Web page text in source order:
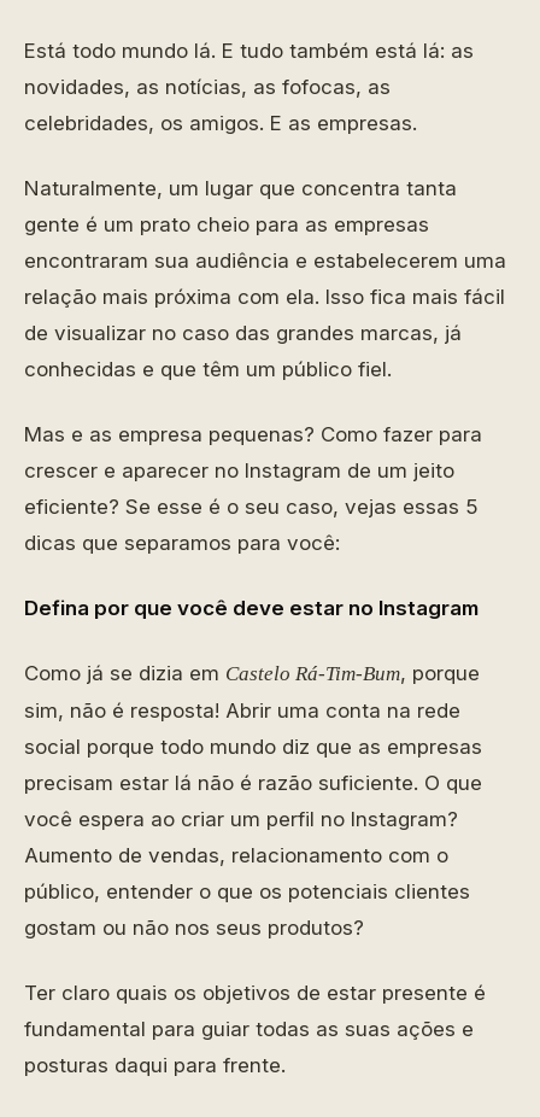
Está todo mundo lá. E tudo também está lá: as
novidades, as notícias, as fofocas, as
celebridades, os amigos. E as empresas.
Naturalmente, um lugar que concentra tanta
gente é um prato cheio para as empresas
encontraram sua audiência e estabelecerem uma
relação mais próxima com ela. Isso fica mais fácil
de visualizar no caso das grandes marcas, já
conhecidas e que têm um público fiel.
Mas e as empresa pequenas? Como fazer para
crescer e aparecer no Instagram de um jeito
eficiente? Se esse é o seu caso, vejas essas 5
dicas que separamos para você:
Defina por que você deve estar no Instagram
Como já se dizia em Castelo Rá-Tim-Bum, porque
sim, não é resposta! Abrir uma conta na rede
social porque todo mundo diz que as empresas
precisam estar lá não é razão suficiente. O que
você espera ao criar um perfil no Instagram?
Aumento de vendas, relacionamento com o
público, entender o que os potenciais clientes
gostam ou não nos seus produtos?
Ter claro quais os objetivos de estar presente é
fundamental para guiar todas as suas ações e
posturas daqui para frente.